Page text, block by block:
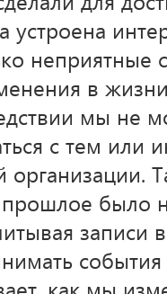
устроена
неприятные
в
мы не
с тем или
организации.
прошлое было
записи